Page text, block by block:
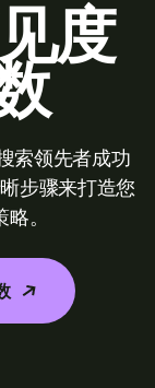
度
索领先者成功
步骤来打造您
。